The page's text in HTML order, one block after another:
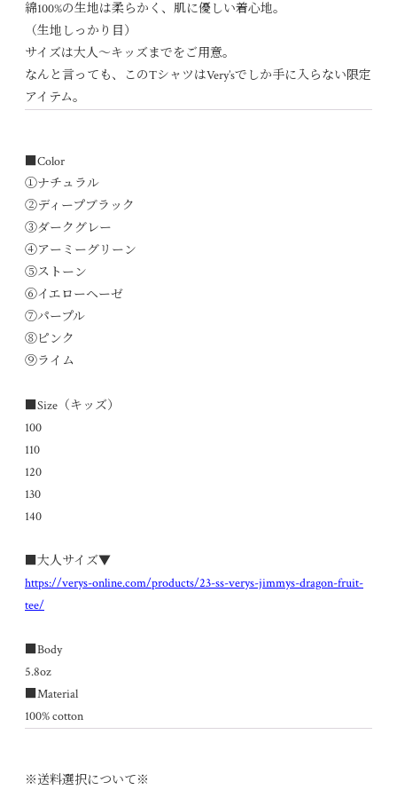
綿100%の生地は柔らかく、肌に優しい着心地。
（生地しっかり目）
サイズは大人〜キッズまでをご用意。
なんと言っても、このTシャツはVery’sでしか手に入らない限定
アイテム。
■Color
①ナチュラル
②ディープブラック
③ダークグレー
④アーミーグリーン
⑤ストーン
⑥イエローヘーゼ
⑦パープル
⑧ピンク
⑨ライム
■Size（キッズ）
100
110
120
130
140
■大人サイズ▼
https://verys-online.com/products/23-ss-verys-jimmys-dragon-fruit-
tee/
■Body
5.8oz
■Material
100% cotton
※送料選択について※